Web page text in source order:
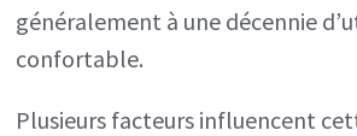
généralement à une décennie
confortable.
Plusieurs facteurs influencent